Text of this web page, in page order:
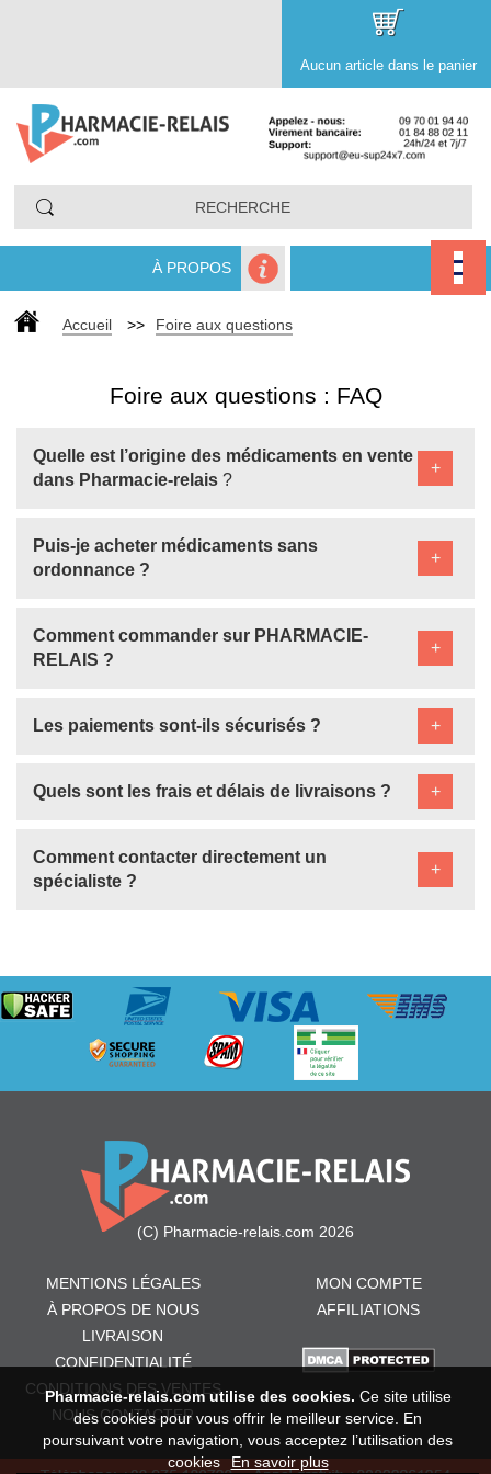
Aucun article dans le panier
À PROPOS
Accueil >> Foire aux questions
Foire aux questions : FAQ
Quelle est l’origine des médicaments en vente
dans Pharmacie-relais ?
+
Puis-je acheter médicaments sans
ordonnance ?
+
Comment commander sur PHARMACIE-
RELAIS ?
+
Les paiements sont-ils sécurisés ? +
Quels sont les frais et délais de livraisons ? +
Comment contacter directement un
spécialiste ?
+
(C) Pharmacie-relais.com 2026
MENTIONS LÉGALES
À PROPOS DE NOUS
LIVRAISON
CONFIDENTIALITÉ
CONDITIONS DES VENTES
NOUS CONTACTER
MON COMPTE
AFFILIATIONS
Pharmacie-relais.com utilise des cookies. Ce site utilise
des cookies pour vous offrir le meilleur service. En
poursuivant votre navigation, vous acceptez l’utilisation des
cookies
En savoir plus